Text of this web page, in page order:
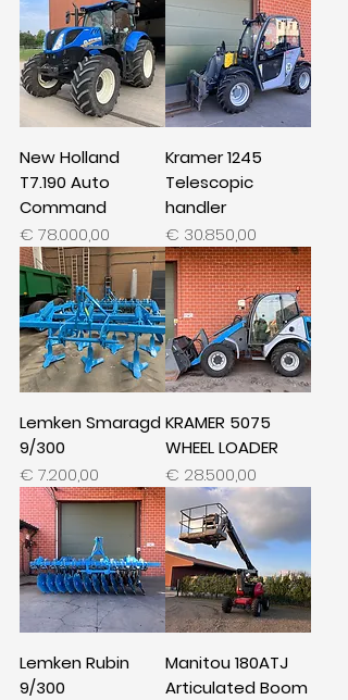
New Holland
T7.190 Auto
Command
Prijs
€ 78.000,00
Kramer 1245
Telescopic
handler
Prijs
€ 30.850,00
Lemken Smaragd
9/300
Prijs
€ 7.200,00
KRAMER 5075
WHEEL LOADER
Prijs
€ 28.500,00
Lemken Rubin
9/300
Manitou 180ATJ
Articulated Boom